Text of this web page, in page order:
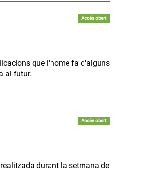
Accés obert
que l'home fa d'alguns
al futur.
Accés obert
durant la setmana de